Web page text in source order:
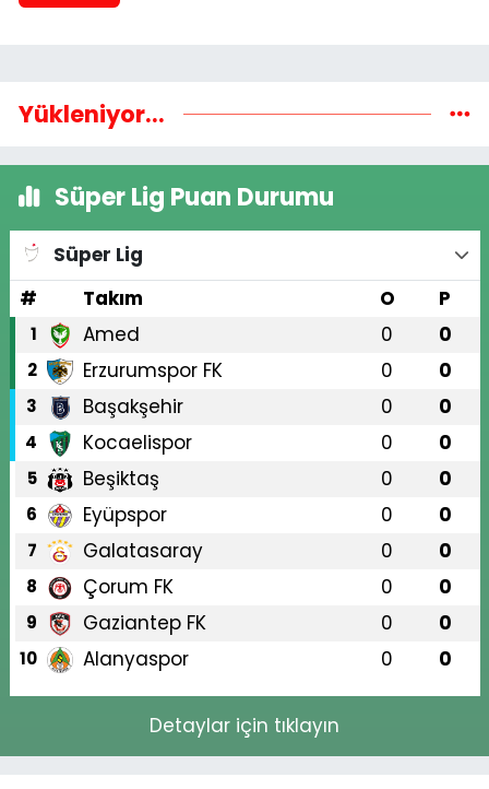
Yükleniyor...
Süper Lig Puan Durumu
Süper Lig
#
Takım O P
1 Amed 0 0
2 Erzurumspor FK 0 0
3 Başakşehir 0 0
4 Kocaelispor 0 0
5 Beşiktaş 0 0
6 Eyüpspor 0 0
7 Galatasaray 0 0
8 Çorum FK 0 0
9 Gaziantep FK 0 0
10 Alanyaspor 0 0
Detaylar için tıklayın